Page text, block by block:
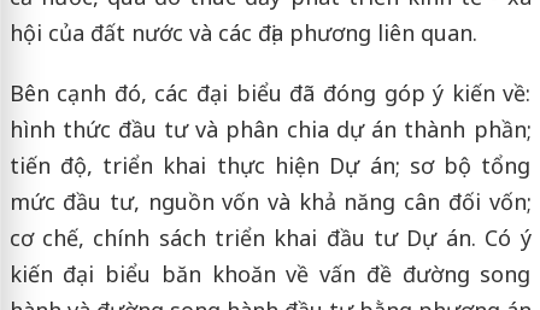
hội của đất nước và các địa phương liên quan.
Bên cạnh đó, các đại biểu đã đóng góp ý kiến về:
hình thức đầu tư và phân chia dự án thành phần;
tiến độ, triển khai thực hiện Dự án; sơ bộ tổng
mức đầu tư, nguồn vốn và khả năng cân đối vốn;
cơ chế, chính sách triển khai đầu tư Dự án. Có ý
kiến đại biểu băn khoăn về vấn đề đường song